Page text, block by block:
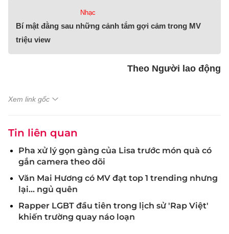
Nhạc
Bí mật đằng sau những cảnh tắm gợi cảm trong MV
triệu view
Theo Người lao động
Xem link gốc
Tin liên quan
Pha xử lý gọn gàng của Lisa trước món quà có
gắn camera theo dõi
Văn Mai Hương có MV đạt top 1 trending nhưng
lại... ngủ quên
Rapper LGBT đầu tiên trong lịch sử 'Rap Việt'
khiến trường quay náo loạn